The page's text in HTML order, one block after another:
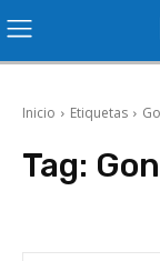
Inicio Etiquetas
Tag: